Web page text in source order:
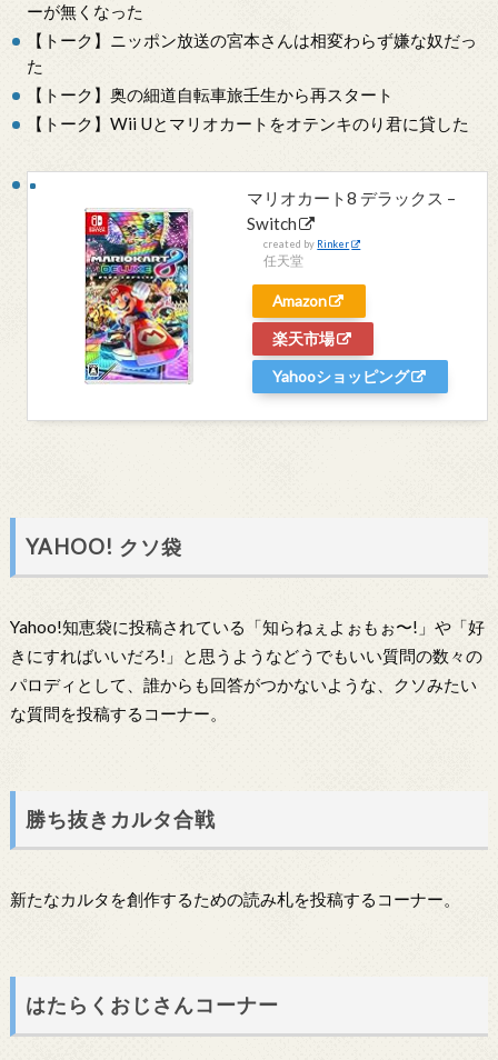
ーが無くなった
【トーク】ニッポン放送の宮本さんは相変わらず嫌な奴だっ
た
【トーク】奥の細道自転車旅壬生から再スタート
【トーク】Wii Uとマリオカートをオテンキのり君に貸した
マリオカート8 デラックス –
Switch
created by Rinker
任天堂
Amazon
楽天市場
Yahooショッピング
YAHOO! クソ袋
Yahoo!知恵袋に投稿されている「知らねぇよぉもぉ〜!」や「好
きにすればいいだろ!」と思うようなどうでもいい質問の数々の
パロディとして、誰からも回答がつかないような、クソみたい
な質問を投稿するコーナー。
勝ち抜きカルタ合戦
新たなカルタを創作するための読み札を投稿するコーナー。
はたらくおじさんコーナー